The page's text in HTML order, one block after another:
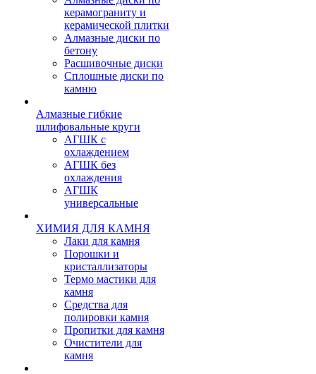
керамограниту и
керамической плитки
Алмазные диски по
бетону
Расшивочные диски
Сплошные диски по
камню
Алмазные гибкие
шлифовальные круги
АГШК с
охлаждением
АГШК без
охлаждения
АГШК
универсальные
ХИМИЯ ДЛЯ КАМНЯ
Лаки для камня
Порошки и
кристаллизаторы
Термо мастики для
камня
Средства для
полировки камня
Пропитки для камня
Очистители для
камня